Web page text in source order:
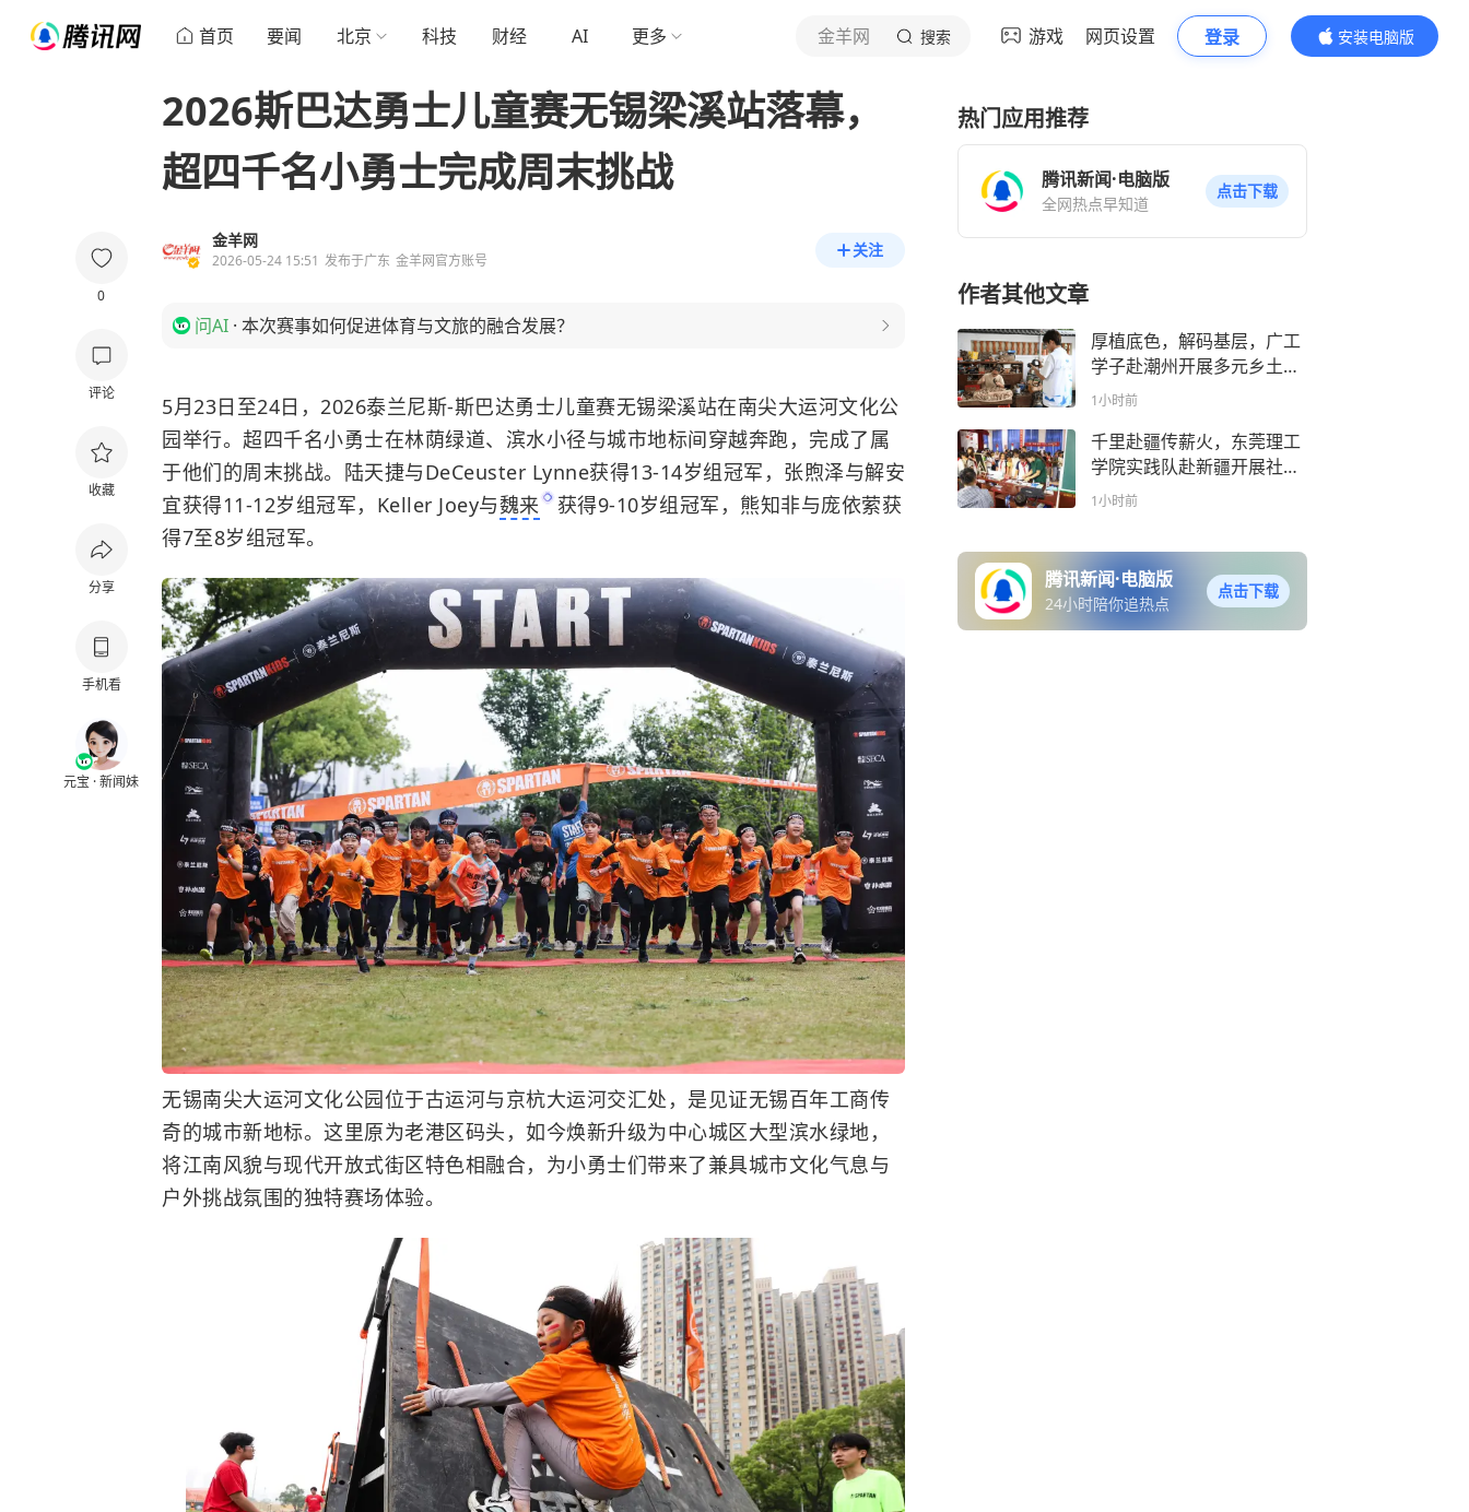
首页 要闻 北京 科技 财经 AI 更多 金羊网 搜索 游戏 网页设置 登录
安装电脑版
内容更精彩
0
评论
收藏
分享
手机看
元宝 · 新闻妹
2026斯巴达勇士儿童赛无锡梁溪站落幕，
超四千名小勇士完成周末挑战
金羊网
2026-05-24 15:51 发布于广东 金羊网官方账号
关注
问AI · 本次赛事如何促进体育与文旅的融合发展？
5月23日至24日，2026泰兰尼斯-斯巴达勇士儿童赛无锡梁溪站在南尖大运河文化公
园举行。超四千名小勇士在林荫绿道、滨水小径与城市地标间穿越奔跑，完成了属
于他们的周末挑战。陆天捷与DeCeuster Lynne获得13-14岁组冠军，张煦泽与解安
宜获得11-12岁组冠军，Keller Joey与魏来
获得9-10岁组冠军，熊知非与庞依萦获
得7至8岁组冠军。
无锡南尖大运河文化公园位于古运河与京杭大运河交汇处，是见证无锡百年工商传
奇的城市新地标。这里原为老港区码头，如今焕新升级为中心城区大型滨水绿地，
将江南风貌与现代开放式街区特色相融合，为小勇士们带来了兼具城市文化气息与
户外挑战氛围的独特赛场体验。
热门应用推荐
腾讯新闻·电脑版
全网热点早知道
点击下载
作者其他文章
厚植底色，解码基层，广工
学子赴潮州开展多元乡土实
践
1小时前
千里赴疆传薪火，东莞理工
学院实践队赴新疆开展社会
实践活动
1小时前
腾讯新闻·电脑版
24小时陪你追热点
点击下载